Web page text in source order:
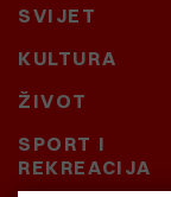
SVIJET
KULTURA
ŽIVOT
SPORT I
REKREACIJA